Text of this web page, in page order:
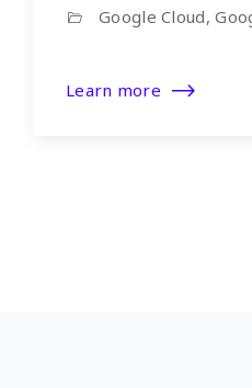
Google Cloud,
Learn more